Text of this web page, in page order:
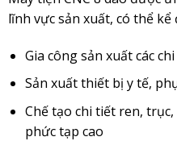
lĩnh vực sản xuất, có thể kể
Gia công sản xuất các
Sản xuất thiết bị y tế,
Chế tạo chi tiết ren,
phức tạp cao